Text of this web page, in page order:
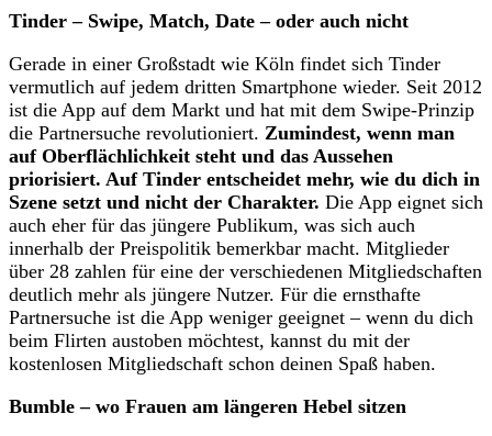
Tinder – Swipe, Match, Date – oder auch nicht
Gerade in einer Großstadt wie Köln findet sich Tinder
vermutlich auf jedem dritten Smartphone wieder. Seit 2012
ist die App auf dem Markt und hat mit dem Swipe-Prinzip
die Partnersuche revolutioniert. Zumindest, wenn man
auf Oberflächlichkeit steht und das Aussehen
priorisiert. Auf Tinder entscheidet mehr, wie du dich in
Szene setzt und nicht der Charakter. Die App eignet sich
auch eher für das jüngere Publikum, was sich auch
innerhalb der Preispolitik bemerkbar macht. Mitglieder
über 28 zahlen für eine der verschiedenen Mitgliedschaften
deutlich mehr als jüngere Nutzer. Für die ernsthafte
Partnersuche ist die App weniger geeignet – wenn du dich
beim Flirten austoben möchtest, kannst du mit der
kostenlosen Mitgliedschaft schon deinen Spaß haben.
Bumble – wo Frauen am längeren Hebel sitzen